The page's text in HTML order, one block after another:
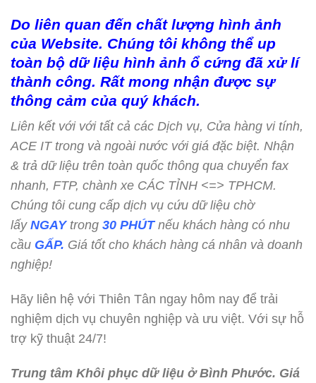
Do liên quan đến chất lượng hình ảnh
của Website. Chúng tôi không thể up
toàn bộ dữ liệu hình ảnh ổ cứng đã xử lí
thành công. Rất mong nhận được sự
thông cảm của quý khách.
Liên kết với với tất cả các Dịch vụ, Cửa hàng vi tính,
ACE IT trong và ngoài nước với giá đặc biệt. Nhận
& trả dữ liệu trên toàn quốc thông qua chuyển fax
nhanh, FTP, chành xe CÁC TỈNH <=> TPHCM.
Chúng tôi cung cấp dịch vụ cứu dữ liệu chờ
lấy NGAYtrong 30 PHÚTnếu khách hàng có nhu
cầu GẤP. Giá tốt cho khách hàng cá nhân và doanh
nghiệp!
Hãy liên hệ với Thiên Tân ngay hôm nay để trải
nghiệm dịch vụ chuyên nghiệp và ưu việt. Với sự hỗ
trợ kỹ thuật 24/7!
Trung tâm Khôi phục dữ liệu ở Bình Phước. Giá